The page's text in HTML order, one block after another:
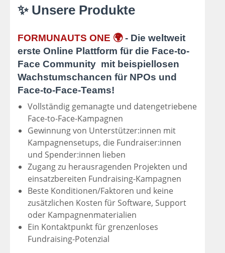
✨ Unsere Produkte
FORMUNAUTS ONE 🌍- Die weltweit
erste Online Plattform für die Face-to-
Face Community mit beispiellosen
Wachstumschancen für NPOs und
Face-to-Face-Teams!
Vollständig gemanagte und datengetriebene
Face-to-Face-Kampagnen
Gewinnung von Unterstützer:innen mit
Kampagnensetups, die Fundraiser:innen
und Spender:innen lieben
Zugang zu herausragenden Projekten und
einsatzbereiten Fundraising-Kampagnen
Beste Konditionen/Faktoren und keine
zusätzlichen Kosten für Software, Support
oder Kampagnenmaterialien
Ein Kontaktpunkt für grenzenloses
Fundraising-Potenzial